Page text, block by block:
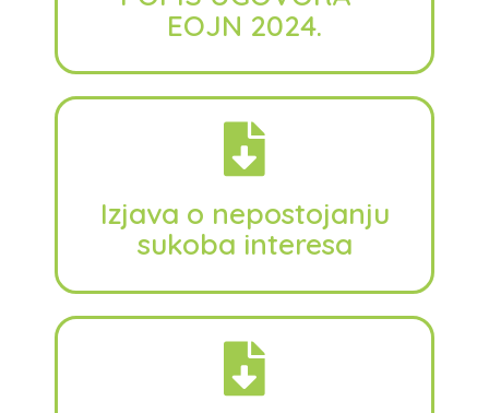
EOJN 2024.
Izjava o nepostojanju
sukoba interesa